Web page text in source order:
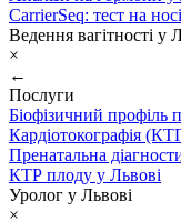
CarrierSeq: тест на
Ведення вагітності у
×
←
Послуги
Біофізичний профіль
Кардіотокографія
Пренатальна
КТР плоду у Львові
Уролог у Львові
×